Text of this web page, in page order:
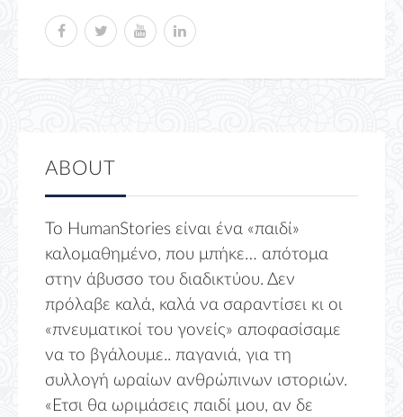
ABOUT
Το HumanStories είναι ένα «παιδί»
καλομαθημένο, που μπήκε… απότομα
στην άβυσσο του διαδικτύου. Δεν
πρόλαβε καλά, καλά να σαραντίσει κι οι
«πνευματικοί του γονείς» αποφασίσαμε
να το βγάλουμε.. παγανιά, για τη
συλλογή ωραίων ανθρώπινων ιστοριών.
«Ετσι θα ωριμάσεις παιδί μου, αν δε